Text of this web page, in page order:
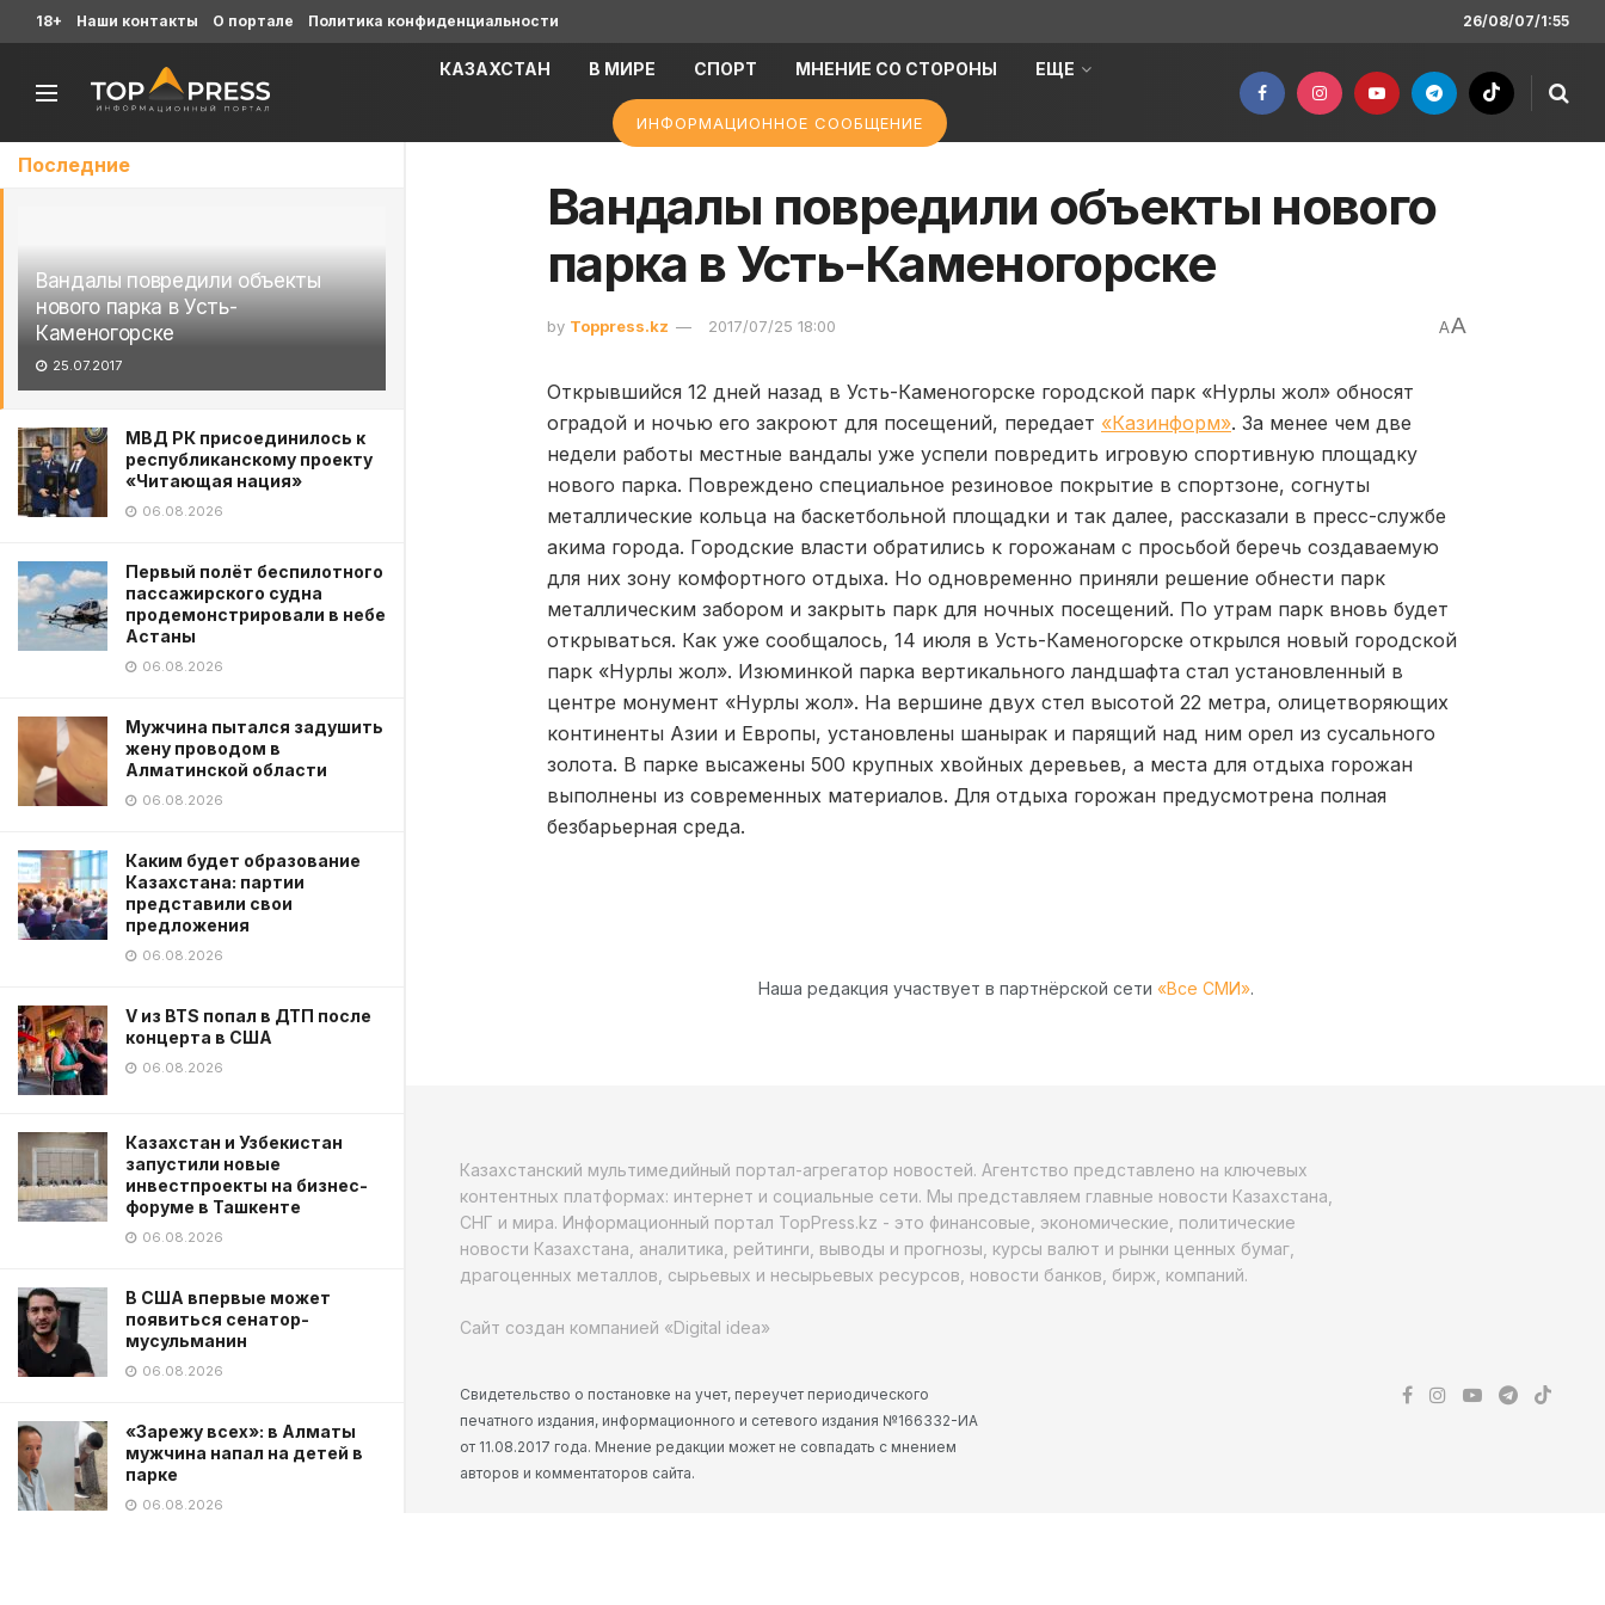
Последние
Вандалы повредили объекты
нового парка в Усть-
Каменогорске
25.07.2017
МВД РК присоединилось к
республиканскому проекту
«Читающая нация»
06.08.2026
Первый полёт беспилотного
пассажирского судна
продемонстрировали в небе
Астаны
06.08.2026
Мужчина пытался задушить
жену проводом в
Алматинской области
06.08.2026
Каким будет образование
Казахстана: партии
представили свои
предложения
06.08.2026
V из BTS попал в ДТП после
концерта в США
06.08.2026
Казахстан и Узбекистан
запустили новые
инвестпроекты на бизнес-
форуме в Ташкенте
06.08.2026
В США впервые может
появиться сенатор-
мусульманин
06.08.2026
«Зарежу всех»: в Алматы
мужчина напал на детей в
парке
06.08.2026
18+ Наши контакты О портале Политика конфиденциальности 26/08/07/1:55
КАЗАХСТАН В МИРЕ СПОРТ МНЕНИЕ СО СТОРОНЫ ЕЩЕ
ИНФОРМАЦИОННОЕ СООБЩЕНИЕ
Вандалы повредили объекты нового
парка в Усть-Каменогорске
by Toppress.kz 2017/07/25 18:00 AA
Открывшийся 12 дней назад в Усть-Каменогорске городской парк «Нурлы жол» обносят
оградой и ночью его закроют для посещений, передает «Казинформ». За менее чем две
недели работы местные вандалы уже успели повредить игровую спортивную площадку
нового парка. Повреждено специальное резиновое покрытие в спортзоне, согнуты
металлические кольца на баскетбольной площадки и так далее, рассказали в пресс-службе
акима города. Городские власти обратились к горожанам с просьбой беречь создаваемую
для них зону комфортного отдыха. Но одновременно приняли решение обнести парк
металлическим забором и закрыть парк для ночных посещений. По утрам парк вновь будет
открываться. Как уже сообщалось, 14 июля в Усть-Каменогорске открылся новый городской
парк «Нурлы жол». Изюминкой парка вертикального ландшафта стал установленный в
центре монумент «Нурлы жол». На вершине двух стел высотой 22 метра, олицетворяющих
континенты Азии и Европы, установлены шанырак и парящий над ним орел из сусального
золота. В парке высажены 500 крупных хвойных деревьев, а места для отдыха горожан
выполнены из современных материалов. Для отдыха горожан предусмотрена полная
безбарьерная среда.
Наша редакция участвует в партнёрской сети «Все СМИ».
Казахстанский мультимедийный портал-агрегатор новостей. Агентство представлено на ключевых
контентных платформах: интернет и социальные сети. Мы представляем главные новости Казахстана,
СНГ и мира. Информационный портал TopPress.kz - это финансовые, экономические, политические
новости Казахстана, аналитика, рейтинги, выводы и прогнозы, курсы валют и рынки ценных бумаг,
драгоценных металлов, сырьевых и несырьевых ресурсов, новости банков, бирж, компаний.
Сайт создан компанией «Digital idea»
Свидетельство о постановке на учет, переучет периодического
печатного издания, информационного и сетевого издания №166332-ИА
от 11.08.2017 года. Мнение редакции может не совпадать с мнением
авторов и комментаторов сайта.